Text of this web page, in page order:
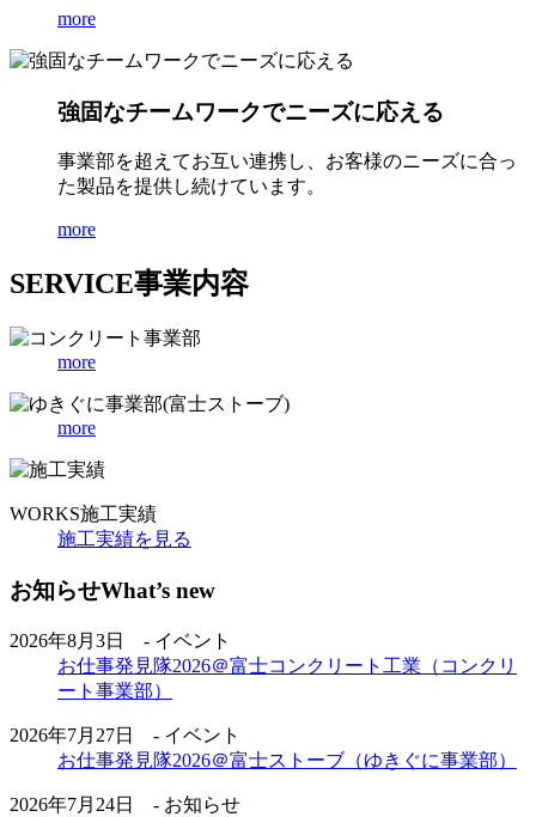
more
強固なチームワークでニーズに応える
事業部を超えてお互い連携し、お客様のニーズに合っ
た製品を提供し続けています。
more
SERVICE事業内容
more
more
WORKS施工実績
施工実績を見る
お知らせWhat’s new
2026年8月3日 - イベント
お仕事発見隊2026＠富士コンクリート工業（コンクリ
ート事業部）
2026年7月27日 - イベント
お仕事発見隊2026＠富士ストーブ（ゆきぐに事業部）
2026年7月24日 - お知らせ